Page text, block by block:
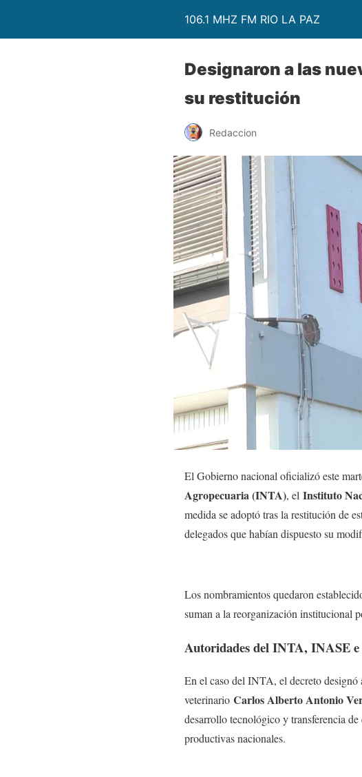
106.1 MHZ FM RIO LA PAZ
Designaron a las
su restitución
Redaccion
El Gobierno nacional oficializó este
Agropecuaria (INTA), el Instituto
medida se adoptó tras la restitución de
delegados que habían dispuesto su
Los nombramientos quedaron
suman a la reorganización institucional
Autoridades del INTA, INASE
En el caso del INTA, el decreto
veterinario Carlos Alberto Antonio
desarrollo tecnológico y transferencia
productivas nacionales.